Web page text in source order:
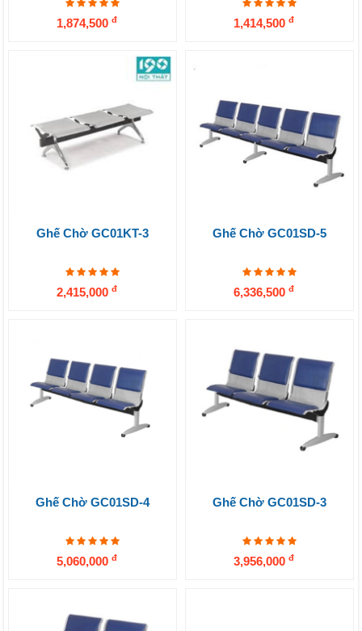
1,874,500 đ 1,414,500 đ
Ghế Chờ GC01KT-3
2,415,000 đ
Ghế Chờ GC01SD-5
6,336,500 đ
Ghế Chờ GC01SD-4
5,060,000 đ
Ghế Chờ GC01SD-3
3,956,000 đ